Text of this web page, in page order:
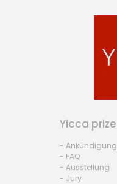
Yicca prize
- Ankündigung
- FAQ
- Ausstellung
- Jury